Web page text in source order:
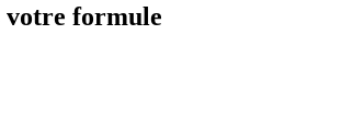
votre formule